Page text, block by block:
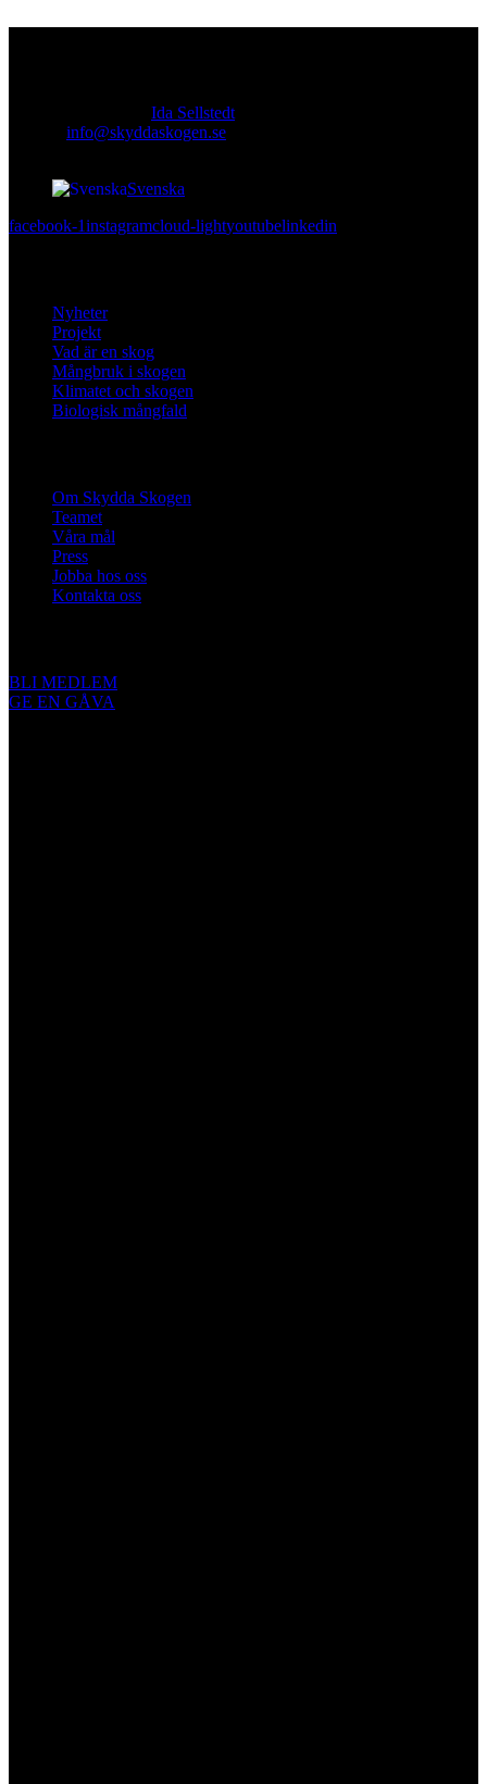
Ida Sellstedt
info@skyddaskogen.se
Svenska
facebook-1instagramcloud-lightyoutubelinkedin
Nyheter
Projekt
Vad är en skog
Mångbruk i skogen
Klimatet och skogen
Biologisk mångfald
Om Skydda Skogen
Teamet
Våra mål
Press
Jobba hos oss
Kontakta oss
BLI MEDLEM
GE EN GÅVA